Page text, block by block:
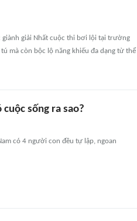
giành giải Nhất cuộc thi bơi lội tại trường
mà còn bộc lộ năng khiếu đa dạng từ thể
sống ra sao?
có 4 người con đều tự lập, ngoan